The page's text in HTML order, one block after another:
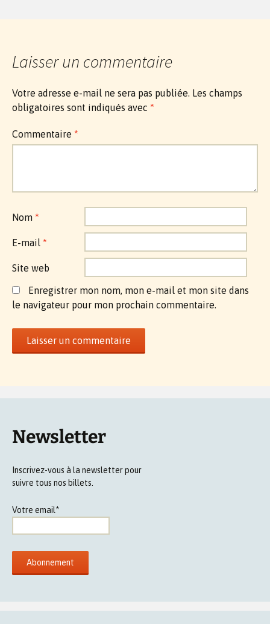
Laisser un commentaire
Votre adresse e-mail ne sera pas publiée. Les champs
obligatoires sont indiqués avec *
Commentaire *
Nom *
E-mail *
Site web
Enregistrer mon nom, mon e-mail et mon site dans
le navigateur pour mon prochain commentaire.
Newsletter
Inscrivez-vous à la newsletter pour
suivre tous nos billets.
Votre email*